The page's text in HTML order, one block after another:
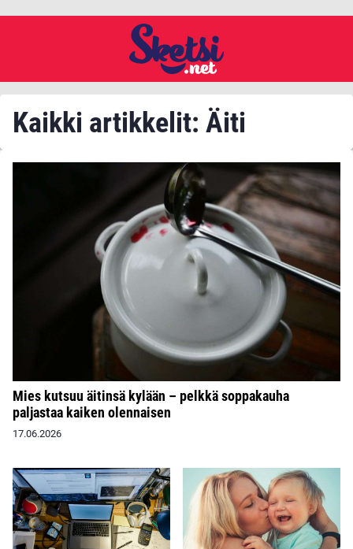
Kaikki artikkelit: Äiti
Mies kutsuu äitinsä kylään – pelkkä soppakauha
paljastaa kaiken olennaisen
17.06.2026